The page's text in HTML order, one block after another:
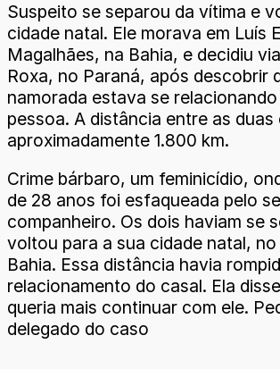
Suspeito se separou da vítima e
cidade natal. Ele morava em Luís
Magalhães, na Bahia, e decidiu
Roxa, no Paraná, após descobrir
namorada estava se
pessoa. A distância entre as duas
aproximadamente 1.800 km.
Crime bárbaro, um feminicídio,
de 28 anos foi esfaqueada pelo
companheiro. Os dois haviam se
voltou para a sua cidade natal,
Bahia. Essa distância havia
relacionamento do casal. Ela
queria mais continuar com ele.
delegado do caso